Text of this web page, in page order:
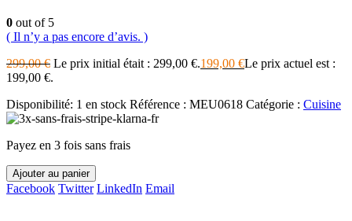
0 out of 5
( Il n’y a pas encore d’avis. )
299,00€ Le prix initial était : 299,00 €.199,00 €Le prix actuel est :
199,00 €.
Disponibilité: 1 en stock Référence : MEU0618 Catégorie : Cuisine
Payez en 3 fois sans frais
Ajouter au panier
Facebook Twitter LinkedIn Email